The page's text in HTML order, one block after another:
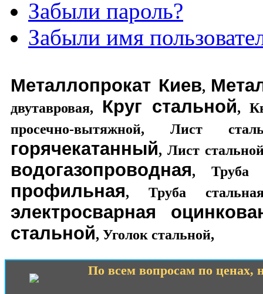
Забыли пароль?
Забыли имя
Металлопрокат Киев,
двутавровая, Круг стальной,
просечно-вытяжной, Лист
горячекатанный, Лист
водогазопроводная, Труба
профильная, Труба
электросварная
стальной, Уголок стальной,
По всем вопросам по ценах,